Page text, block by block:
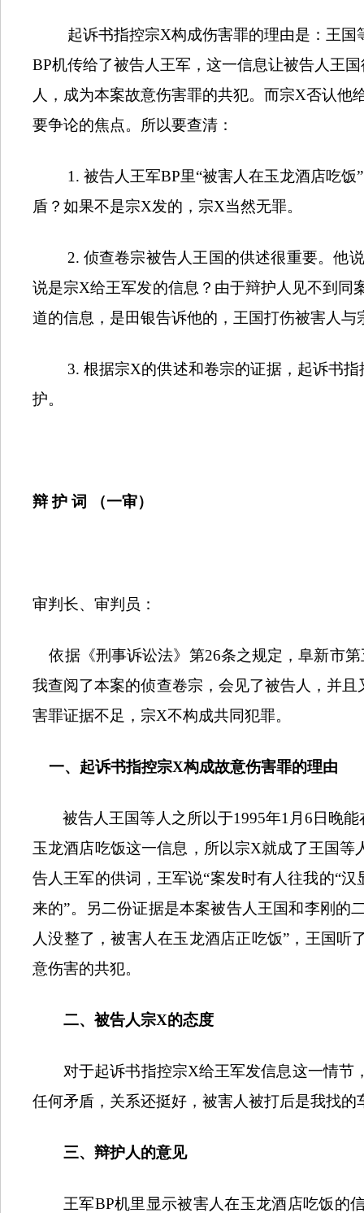
起诉书指控宗X构成伤害罪的理由是：王国
BP机传给了被告人王军，这一信息让被告人王
人，成为本案故意伤害罪的共犯。而宗X否认他
要争论的焦点。所以要查清：
1. 被告人王军BP里“被害人在玉龙酒店吃饭
盾？如果不是宗X发的，宗X当然无罪。
2. 侦查卷宗被告人王国的供述很重要。他
说是宗X给王军发的信息？由于辩护人见不到同
道的信息，是田银告诉他的，王国打伤被害人与
3. 根据宗X的供述和卷宗的证据，起诉书指
护。
辩 护 词 （一审）
审判长、审判员：
依据《刑事诉讼法》第26条之规定，阜新市
我查阅了本案的侦查卷宗，会见了被告人，并
害罪证据不足，宗X不构成共同犯罪。
一、起诉书指控宗X构成故意伤害罪的理由
被告人王国等人之所以于1995年1 月 6 日晚
玉龙酒店吃饭这一信息，所以宗X就成了王国等
告人王军的供词，王军说“案发时有人往我的“汉
来的”。另二份证据是本案被告人王国和李刚的
人没整了，被害人在玉龙酒店正吃饭”，王国
意伤害的共犯。
二、被告人宗X的态度
对于起诉书指控宗X给王军发信息这一情节
任何矛盾，关系还挺好，被害人被打后是我找
三、辩护人的意见
王军BP机里显示被害人在玉龙酒店吃饭的